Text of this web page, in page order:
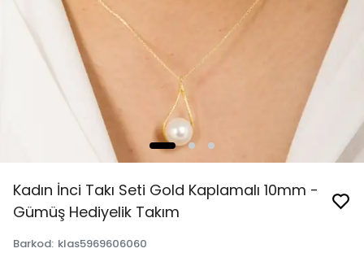
Kadın İnci Takı Seti Gold Kaplamalı 10mm -
Gümüş Hediyelik Takım
Barkod: klas5969606060